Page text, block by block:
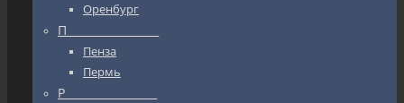
Оренбург
П_________________
Пенза
Пермь
Р_________________